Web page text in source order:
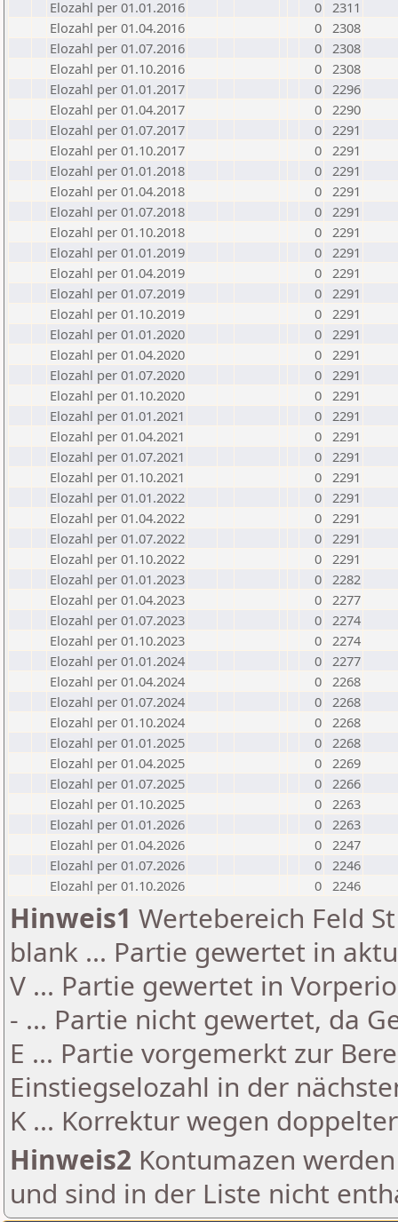
Elozahl per 01.01.2016
0 2311
Elozahl per 01.04.2016
0 2308
Elozahl per 01.07.2016
0 2308
Elozahl per 01.10.2016
0 2308
Elozahl per 01.01.2017
0 2296
Elozahl per 01.04.2017
0 2290
Elozahl per 01.07.2017
0 2291
Elozahl per 01.10.2017
0 2291
Elozahl per 01.01.2018
0 2291
Elozahl per 01.04.2018
0 2291
Elozahl per 01.07.2018
0 2291
Elozahl per 01.10.2018
0 2291
Elozahl per 01.01.2019
0 2291
Elozahl per 01.04.2019
0 2291
Elozahl per 01.07.2019
0 2291
Elozahl per 01.10.2019
0 2291
Elozahl per 01.01.2020
0 2291
Elozahl per 01.04.2020
0 2291
Elozahl per 01.07.2020
0 2291
Elozahl per 01.10.2020
0 2291
Elozahl per 01.01.2021
0 2291
Elozahl per 01.04.2021
0 2291
Elozahl per 01.07.2021
0 2291
Elozahl per 01.10.2021
0 2291
Elozahl per 01.01.2022
0 2291
Elozahl per 01.04.2022
0 2291
Elozahl per 01.07.2022
0 2291
Elozahl per 01.10.2022
0 2291
Elozahl per 01.01.2023
0 2282
Elozahl per 01.04.2023
0 2277
Elozahl per 01.07.2023
0 2274
Elozahl per 01.10.2023
0 2274
Elozahl per 01.01.2024
0 2277
Elozahl per 01.04.2024
0 2268
Elozahl per 01.07.2024
0 2268
Elozahl per 01.10.2024
0 2268
Elozahl per 01.01.2025
0 2268
Elozahl per 01.04.2025
0 2269
Elozahl per 01.07.2025
0 2266
Elozahl per 01.10.2025
0 2263
Elozahl per 01.01.2026
0 2263
Elozahl per 01.04.2026
0 2247
Elozahl per 01.07.2026
0 2246
Elozahl per 01.10.2026
0 2246
Hinweis1 Wertebereich Feld
blank ... Partie gewertet in
V ... Partie gewertet in
- ... Partie nicht gewertet, da
E ... Partie vorgemerkt zur
Einstiegselozahl in der
K ... Korrektur wegen
Hinweis2 Kontumazen
und sind in der Liste nicht